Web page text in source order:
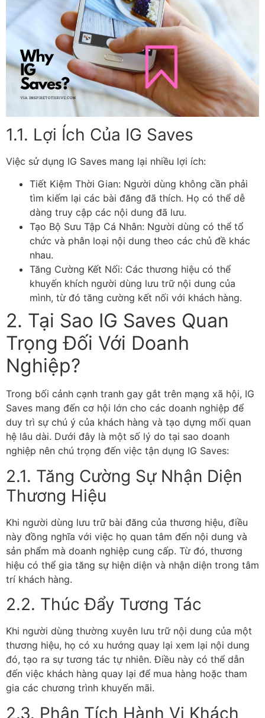
1.1. Lợi Ích Của IG Saves
Việc sử dụng IG Saves mang lại nhiều lợi ích:
Tiết Kiệm Thời Gian: Người dùng không cần phải
tìm kiếm lại các bài đăng đã thích. Họ có thể dễ
dàng truy cập các nội dung đã lưu.
Tạo Bộ Sưu Tập Cá Nhân: Người dùng có thể tổ
chức và phân loại nội dung theo các chủ đề khác
nhau.
Tăng Cường Kết Nối: Các thương hiệu có thể
khuyến khích người dùng lưu trữ nội dung của
mình, từ đó tăng cường kết nối với khách hàng.
2. Tại Sao IG Saves Quan
Trọng Đối Với Doanh
Nghiệp?
Trong bối cảnh cạnh tranh gay gắt trên mạng xã hội, IG
Saves mang đến cơ hội lớn cho các doanh nghiệp để
duy trì sự chú ý của khách hàng và tạo dựng mối quan
hệ lâu dài. Dưới đây là một số lý do tại sao doanh
nghiệp nên chú trọng đến việc tận dụng IG Saves:
2.1. Tăng Cường Sự Nhận Diện
Thương Hiệu
Khi người dùng lưu trữ bài đăng của thương hiệu, điều
này đồng nghĩa với việc họ quan tâm đến nội dung và
sản phẩm mà doanh nghiệp cung cấp. Từ đó, thương
hiệu có thể gia tăng sự hiện diện và nhận diện trong tâm
trí khách hàng.
2.2. Thúc Đẩy Tương Tác
Khi người dùng thường xuyên lưu trữ nội dung của một
thương hiệu, họ có xu hướng quay lại xem lại nội dung
đó, tạo ra sự tương tác tự nhiên. Điều này có thể dẫn
đến việc khách hàng quay lại để mua hàng hoặc tham
gia các chương trình khuyến mãi.
2.3. Phân Tích Hành Vi Khách